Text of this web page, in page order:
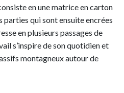
en une matrice en carton
parties qui sont ensuite encrées
en plusieurs passages de
s’inspire de son quotidien et
montagneux autour de